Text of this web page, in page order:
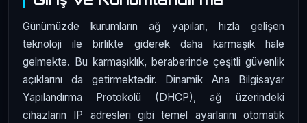
Günümüzde kurumların ağ yapıları, hızla gelişen
teknoloji ile birlikte giderek daha karmaşık hale
gelmekte. Bu karmaşıklık, beraberinde çeşitli güvenlik
açıklarını da getirmektedir. Dinamik Ana Bilgisayar
Yapılandırma Protokolü (DHCP), ağ üzerindeki
cihazların IP adresleri gibi temel ayarlarını otomatik